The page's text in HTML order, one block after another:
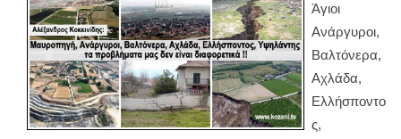
Άγιοι
Ανάργυροι,
Βαλτόνερα,
Αχλάδα,
Ελλήσποντο
ς,